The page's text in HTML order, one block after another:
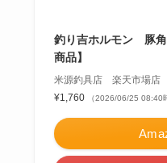
釣り吉ホルモン 豚角
商品】
米源釣具店 楽天市場店
¥1,760
（2026/06/25 08:40